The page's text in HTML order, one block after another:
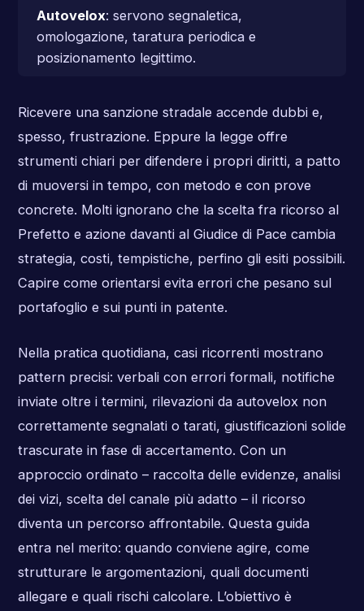
Autovelox: servono segnaletica,
omologazione, taratura periodica e
posizionamento legittimo.
Ricevere una sanzione stradale accende dubbi e,
spesso, frustrazione. Eppure la legge offre
strumenti chiari per difendere i propri diritti, a patto
di muoversi in tempo, con metodo e con prove
concrete. Molti ignorano che la scelta fra ricorso al
Prefetto e azione davanti al Giudice di Pace cambia
strategia, costi, tempistiche, perfino gli esiti possibili.
Capire come orientarsi evita errori che pesano sul
portafoglio e sui punti in patente.
Nella pratica quotidiana, casi ricorrenti mostrano
pattern precisi: verbali con errori formali, notifiche
inviate oltre i termini, rilevazioni da autovelox non
correttamente segnalati o tarati, giustificazioni solide
trascurate in fase di accertamento. Con un
approccio ordinato – raccolta delle evidenze, analisi
dei vizi, scelta del canale più adatto – il ricorso
diventa un percorso affrontabile. Questa guida
entra nel merito: quando conviene agire, come
strutturare le argomentazioni, quali documenti
allegare e quali rischi calcolare. L’obiettivo è